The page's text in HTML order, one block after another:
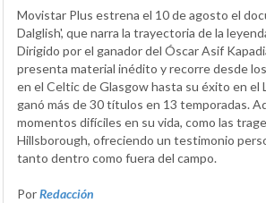
Movistar Plus estrena el 10 de agosto el
Dalglish', que narra la trayectoria de la
Dirigido por el ganador del Óscar Asif
presenta material inédito y recorre desde
en el Celtic de Glasgow hasta su éxito en el
ganó más de 30 títulos en 13 temporadas.
momentos difíciles en su vida, como las
Hillsborough, ofreciendo un testimonio
tanto dentro como fuera del campo.
PorRedacción